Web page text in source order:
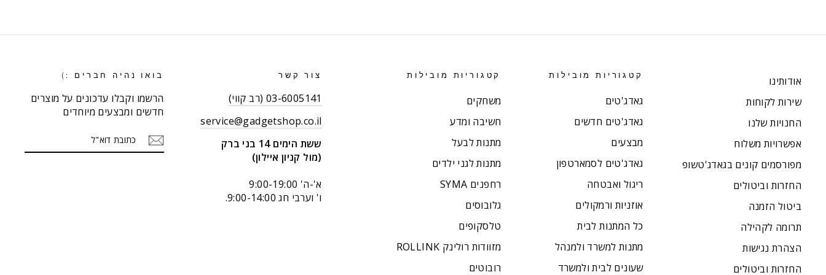
אודותינו
שירות לקוחות
החנויות שלנו
אפשרויות משלוח
מפורסמים קונים בגאדג'טשופ
החזרות וביטולים
ביטול הזמנה
תרומה לקהילה
הצהרת נגישות
החזרות וביטולים
קטגוריות מובילות
גאדג'טים
גאדג'טים חדשים
מבצעים
גאדג'טים לסמארטפון
ריגול ואבטחה
אוזניות ורמקולים
כל המתנות לבית
מתנות למשרד ולמנהל
שעונים לבית ולמשרד
קטגוריות מובילות
משחקים
חשיבה ומדע
מתנות לבעל
מתנות לגני ילדים
רחפנים SYMA
גלובוסים
טלסקופים
מזוודות רולינק ROLLINK
רובוטים
צור קשר
03-6005141 (רב קווי)
service@gadgetshop.co.il
ששת הימים 14 בני ברק
(מול קניון איילון)
א'-ה' 9:00-19:00
ו' וערבי חג 9:00-14:00.
בואו נהיה חברים :)
הרשמו וקבלו עדכונים על מוצרים
חדשים ומבצעים מיוחדים
דוא"ל